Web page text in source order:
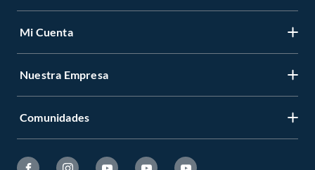
Mi Cuenta
Nuestra Empresa
Comunidades